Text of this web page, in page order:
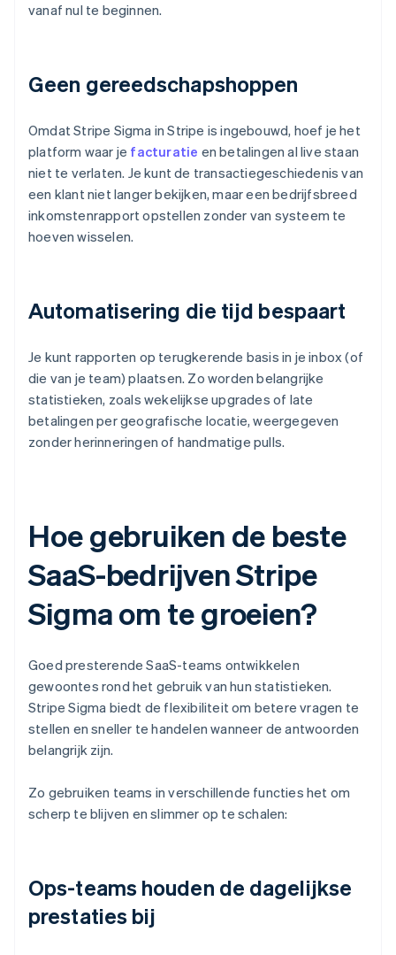
vanaf nul te beginnen.
Geen gereedschapshoppen
Omdat Stripe Sigma in Stripe is ingebouwd, hoef je het
platform waar je facturatie en betalingen al live staan
niet te verlaten. Je kunt de transactiegeschiedenis van
een klant niet langer bekijken, maar een bedrijfsbreed
inkomstenrapport opstellen zonder van systeem te
hoeven wisselen.
Automatisering die tijd bespaart
Je kunt rapporten op terugkerende basis in je inbox (of
die van je team) plaatsen. Zo worden belangrijke
statistieken, zoals wekelijkse upgrades of late
betalingen per geografische locatie, weergegeven
zonder herinneringen of handmatige pulls.
Hoe gebruiken de beste
SaaS-bedrijven Stripe
Sigma om te groeien?
Goed presterende SaaS-teams ontwikkelen
gewoontes rond het gebruik van hun statistieken.
Stripe Sigma biedt de flexibiliteit om betere vragen te
stellen en sneller te handelen wanneer de antwoorden
belangrijk zijn.
Zo gebruiken teams in verschillende functies het om
scherp te blijven en slimmer op te schalen:
Ops-teams houden de dagelijkse
prestaties bij